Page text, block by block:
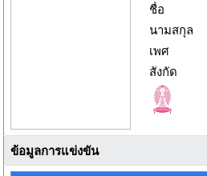
ชื่อ
นามสกุล
เพศ
สังกัด
ข้อมูลการแข่งขัน